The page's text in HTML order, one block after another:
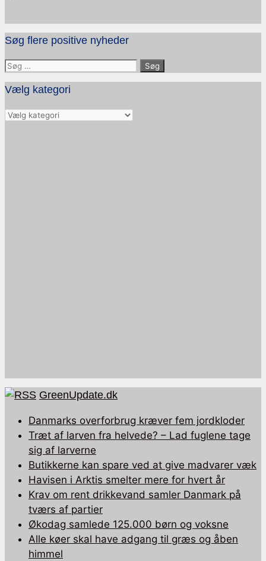
Søg flere positive nyheder
Søg
efter:
Vælg kategori
Vælg
GreenUpdate.dk
Danmarks overforbrug kræver fem jordkloder
Træt af larven fra helvede? – Lad fuglene tage
sig af larverne
Butikkerne kan spare ved at give madvarer væk
Havisen i Arktis smelter mere for hvert år
Krav om rent drikkevand samler Danmark på
tværs af partier
Økodag samlede 125.000 børn og voksne
Alle køer skal have adgang til græs og åben
himmel